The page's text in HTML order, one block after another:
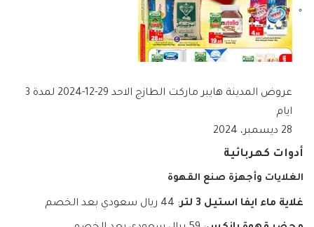
عروض المدينة هايبر ماركت الطازج الاحد 29-12-2024 لمدة 3
ايام
28 ديسمبر، 2024
أدوات كهربائية
الغلايات وأجهزة صنع القهوة
غلاية ماء ايفا استيل 3 لتر : 44 ريال سعودي بعد الخصم